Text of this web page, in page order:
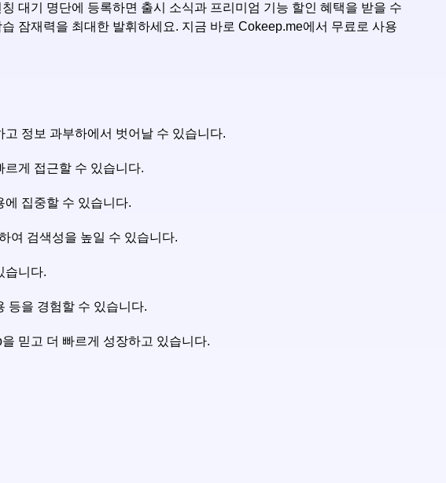
대기 명단에 등록하면 출시 소식과 프리미엄 기능 할인 혜택을 받을 수
잠재력을 최대한 발휘하세요. 지금 바로 Cokeep.me에서 무료로 사용
정보 과부하에서 벗어날 수 있습니다.
게 접근할 수 있습니다.
집중할 수 있습니다.
여 검색성을 높일 수 있습니다.
습니다.
등을 경험할 수 있습니다.
믿고 더 빠르게 성장하고 있습니다.